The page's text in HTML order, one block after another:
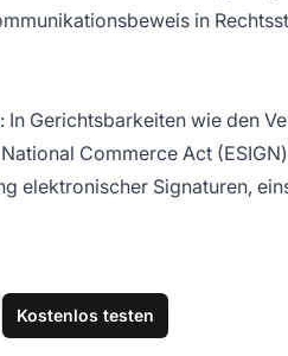
in
: In Gerichtsbarkeiten wie den
Commerce Act
elektronischer Signaturen,
Kostenlos testen